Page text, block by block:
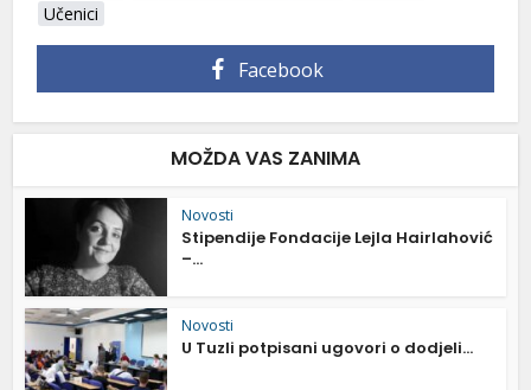
Učenici
Facebook
MOŽDA VAS ZANIMA
Novosti
Stipendije Fondacije Lejla Hairlahović
–...
Novosti
U Tuzli potpisani ugovori o dodjeli...